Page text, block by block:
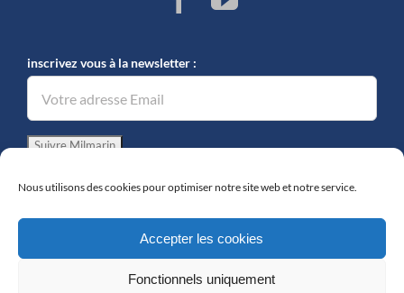
Nous utilisons des cookies pour optimiser notre site web et notre service.
Accepter les cookies
Fonctionnels uniquement
inscrivez vous à la newsletter :